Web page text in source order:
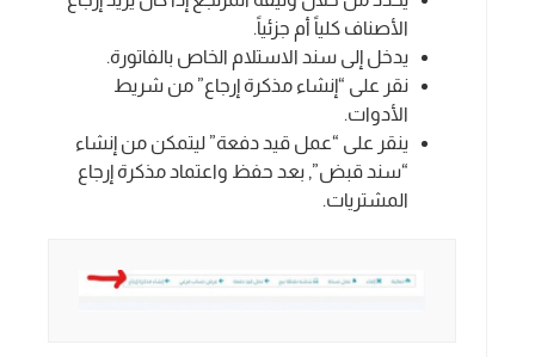
الأصناف كلياً أم جزئياً.
يدخل إلى سند الاستلام الخاص بالفاتورة.
نقر على “إنشاء مذكرة إرجاع” من شريط
الأدوات.
ينقر على “عمل قيد دفعة” ليتمكن من إنشاء
“سند قبض”, بعد حفظ واعتماد مذكرة إرجاع
المشتريات.